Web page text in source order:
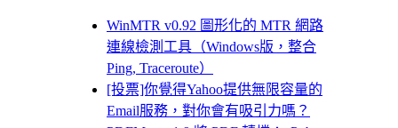
WinMTR v0.92 圖形化的 MTR 網路
連線檢測工具（Windows版，整合
Ping, Traceroute）
[投票]你覺得Yahoo提供無限容量的
Email服務，對你會有吸引力嗎？